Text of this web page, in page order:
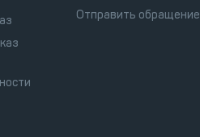
Отправить обращение